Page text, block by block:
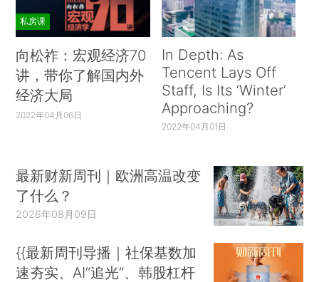
私房课
向松祚：宏观经济70
讲，带你了解国内外
经济大局
2022年04月06日
In Depth: As
Tencent Lays Off
Staff, Is Its ‘Winter’
Approaching?
2022年04月01日
最新财新周刊｜欧洲高温改变
了什么？
2026年08月09日
{{最新周刊导播｜社保基数加
速夯实、AI“追光”、韩股杠杆